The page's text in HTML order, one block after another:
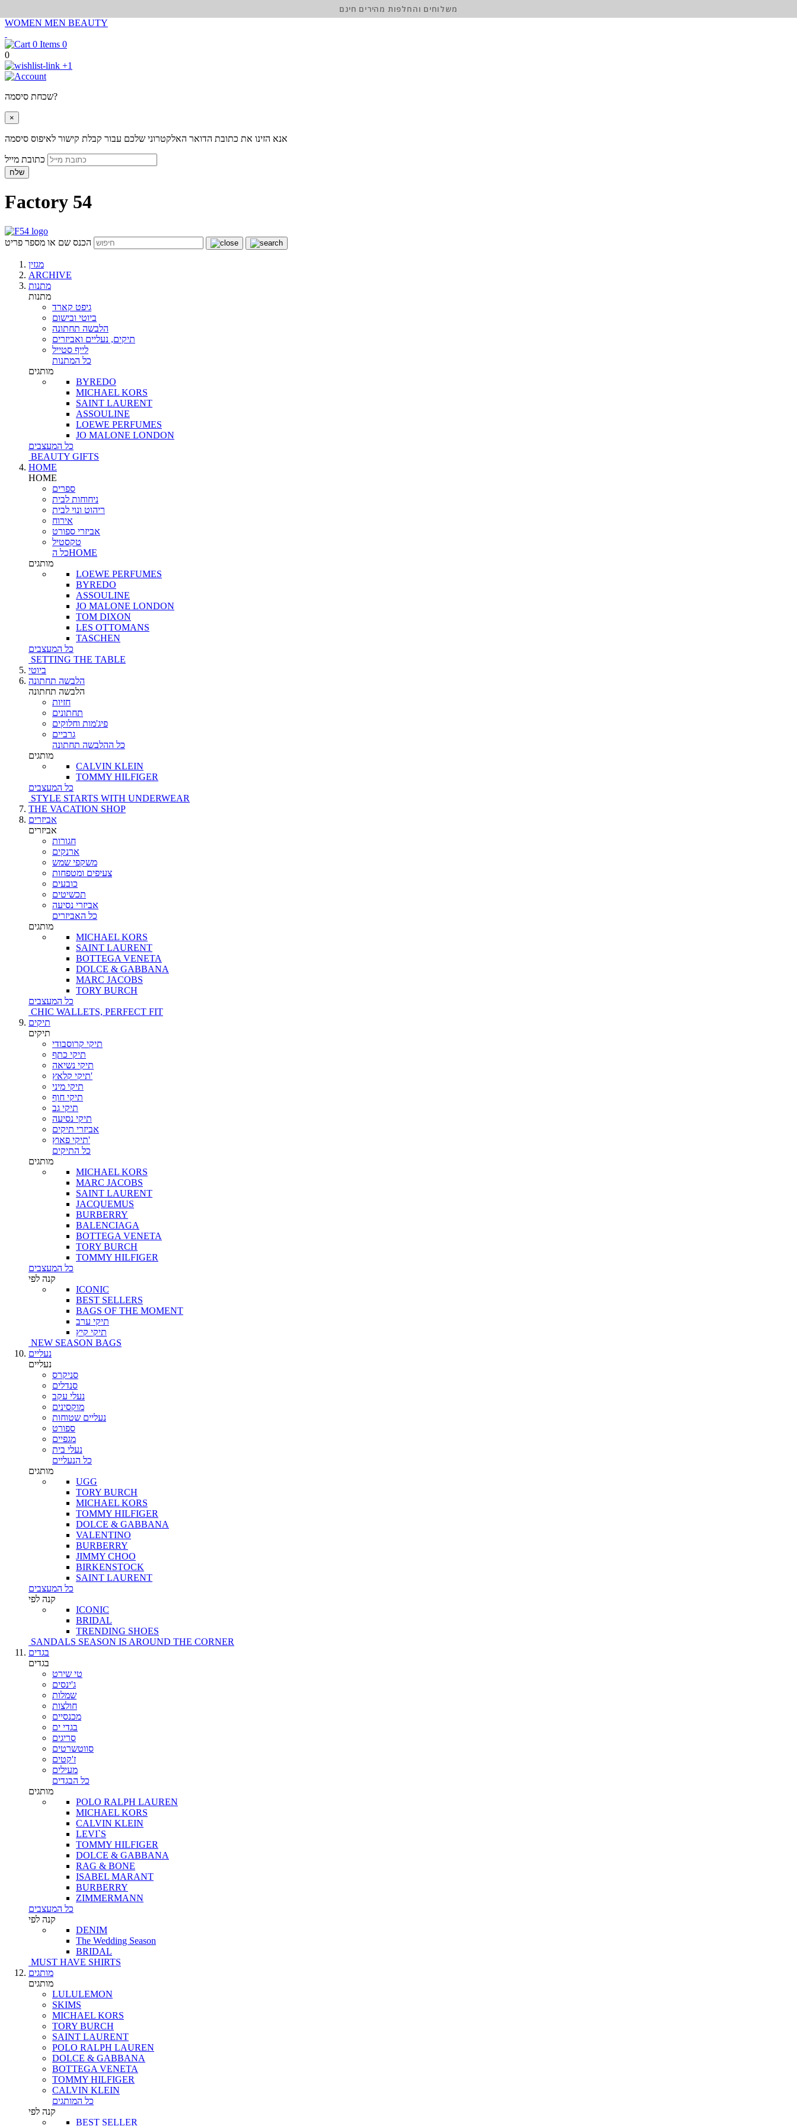
WOMEN MEN BEAUTY
0
0
+1
שכחת סיסמה?
×
אנא הזינו את כתובת הדואר האלקטרוני שלכם עבור קבלת קישור לאיפוס סיסמה
שלח
Factory 54
הכנס שם או מספר פריט
מגזין
ARCHIVE
מתנות
מתנות
גיפט קארד
ביוטי ובישום
הלבשה תחתונה
תיקים, נעליים ואביזרים
לייף סטייל
כל המתנות
מותגים
BYREDO
MICHAEL KORS
SAINT LAURENT
ASSOULINE
LOEWE PERFUMES
JO MALONE LONDON
כל המעצבים
BEAUTY GIFTS
HOME
HOME
ספרים
ניחוחות לבית
ריהוט ונוי לבית
אירוח
אביזרי ספורט
טקסטיל
כל הHOME
מותגים
LOEWE PERFUMES
BYREDO
ASSOULINE
JO MALONE LONDON
TOM DIXON
LES OTTOMANS
TASCHEN
כל המעצבים
SETTING THE TABLE
ביוטי
הלבשה תחתונה
הלבשה תחתונה
חזיות
תחתונים
פיג'מות וחלוקים
גרביים
כל ההלבשה תחתונה
מותגים
CALVIN KLEIN
TOMMY HILFIGER
כל המעצבים
STYLE STARTS WITH UNDERWEAR
THE VACATION SHOP
אביזרים
אביזרים
חגורות
ארנקים
משקפי שמש
צעיפים ומטפחות
כובעים
תכשיטים
אביזרי נסיעה
כל האביזרים
מותגים
MICHAEL KORS
SAINT LAURENT
BOTTEGA VENETA
DOLCE & GABBANA
MARC JACOBS
TORY BURCH
כל המעצבים
CHIC WALLETS, PERFECT FIT
תיקים
תיקים
תיקי קרוסבודי
תיקי כתף
תיקי נשיאה
תיקי קלאץ'
תיקי מיני
תיקי חוף
תיקי גב
תיקי נסיעה
אביזרי תיקים
תיקי פאוץ'
כל התיקים
מותגים
MICHAEL KORS
MARC JACOBS
SAINT LAURENT
JACQUEMUS
BURBERRY
BALENCIAGA
BOTTEGA VENETA
TORY BURCH
TOMMY HILFIGER
כל המעצבים
קנה לפי
ICONIC
BEST SELLERS
BAGS OF THE MOMENT
תיקי ערב
תיקי קיץ
NEW SEASON BAGS
נעליים
נעליים
סניקרס
סנדלים
נעלי עקב
מוקסינים
נעליים שטוחות
ספורט
מגפיים
נעלי בית
כל הנעליים
מותגים
UGG
TORY BURCH
MICHAEL KORS
TOMMY HILFIGER
DOLCE & GABBANA
VALENTINO
BURBERRY
JIMMY CHOO
BIRKENSTOCK
SAINT LAURENT
כל המעצבים
קנה לפי
ICONIC
BRIDAL
TRENDING SHOES
SANDALS SEASON IS AROUND THE CORNER
בגדים
בגדים
טי שירט
ג'ינסים
שמלות
חולצות
מכנסיים
בגדי ים
סריגים
סווטשרטים
ז'קטים
מעילים
כל הבגדים
מותגים
POLO RALPH LAUREN
MICHAEL KORS
CALVIN KLEIN
LEVI`S
TOMMY HILFIGER
DOLCE & GABBANA
RAG & BONE
ISABEL MARANT
BURBERRY
ZIMMERMANN
כל המעצבים
קנה לפי
DENIM
The Wedding Season
BRIDAL
MUST HAVE SHIRTS
מותגים
מותגים
LULULEMON
SKIMS
MICHAEL KORS
TORY BURCH
SAINT LAURENT
POLO RALPH LAUREN
DOLCE & GABBANA
BOTTEGA VENETA
TOMMY HILFIGER
CALVIN KLEIN
כל המותגים
קנה לפי
BEST SELLER
משלוחים והחלפות מהירים חינם